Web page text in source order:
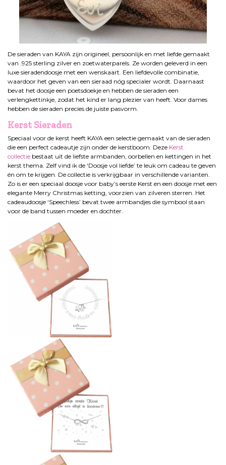
De sieraden van KAYA zijn origineel, persoonlijk en met liefde gemaakt
van .925 sterling zilver en zoetwaterparels. Ze worden geleverd in een
luxe sieradendoosje met een wenskaart. Een liefdevolle combinatie,
waardoor het geven van een sieraad nóg specialer wordt. Daarnaast
bevat het doosje een poetsdoekje en hebben de sieraden een
verlengkettinkje, zodat het kind er lang plezier van heeft. Voor dames
hebben de sieraden precies de juiste pasvorm.
Kerst Sieraden
Speciaal voor de kerst heeft KAYA een selectie gemaakt van de sieraden
die een perfect cadeautje zijn onder de kerstboom. Deze Kerst
collectie bestaat uit de liefste armbanden, oorbellen en kettingen in het
kerst thema. Zelf vind ik de ‘Doosje vol liefde’ te leuk om cadeau te geven
én om te krijgen. De collectie is verkrijgbaar in verschillende varianten.
Zo is er een speciaal doosje voor baby’s eerste Kerst en een doosje met een
elegante Merry Christmas ketting, voorzien van zilveren sterren. Het
cadeaudoosje ‘Speechless’ bevat twee armbandjes die symbool staan
voor de band tussen moeder en dochter.